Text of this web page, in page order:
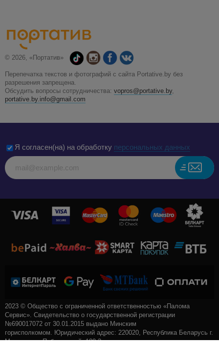
© 2026, «Портатив»
Перепечатка текстов и фотографий с сайта Portative.by без
разрешения запрещена.
Обсудить вопросы сотрудничества: vopros@portative.by,
portative.by.info@gmail.com
Я согласен(на) на обработку персональных данных
2023 © Общество с ограниченной ответственностью «Палома
Сервис». Свидетельство о государственной регистрации
№690017072 от 30.01.2015 выдано Минским
горисполкомом. Юридический адрес: 220020, Республика Беларусь г.
Минск, пр-т. Победителей, 100-2.